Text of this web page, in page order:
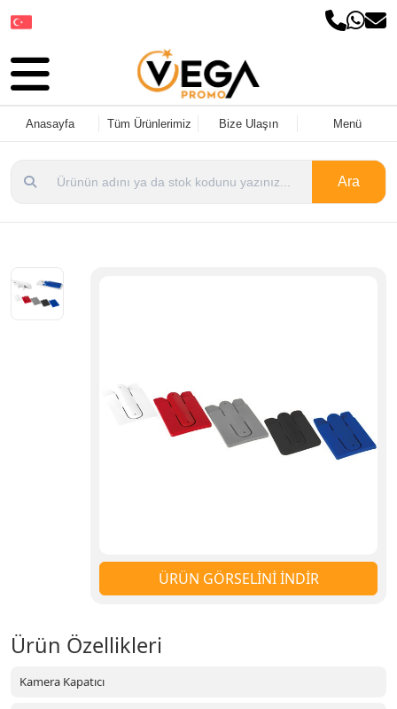
Anasayfa Tüm Ürünlerimiz Bize Ulaşın Menü
Ara
ÜRÜN GÖRSELİNİ İNDİR
Ürün Özellikleri
Kamera Kapatıcı